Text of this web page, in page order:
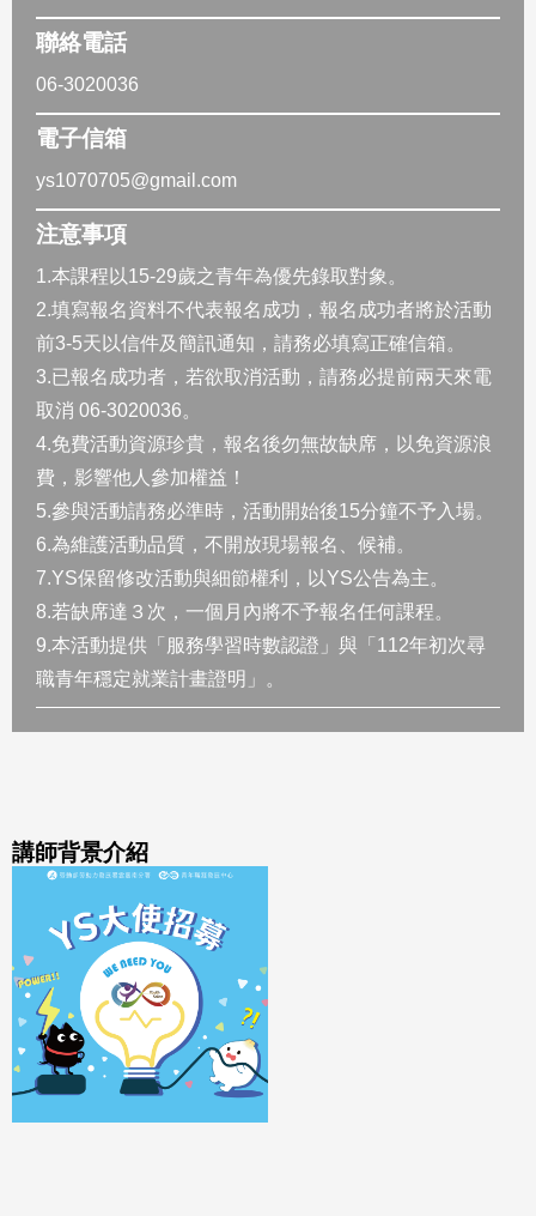
聯絡電話
06-3020036
電子信箱
ys1070705@gmail.com
注意事項
1.本課程以15-29歲之青年為優先錄取對象。
2.填寫報名資料不代表報名成功，報名成功者將於活動
前3-5天以信件及簡訊通知，請務必填寫正確信箱。
3.已報名成功者，若欲取消活動，請務必提前兩天來電
取消 06-3020036。
4.免費活動資源珍貴，報名後勿無故缺席，以免資源浪
費，影響他人參加權益！
5.參與活動請務必準時，活動開始後15分鐘不予入場。
6.為維護活動品質，不開放現場報名、候補。
7.YS保留修改活動與細節權利，以YS公告為主。
8.若缺席達３次，一個月內將不予報名任何課程。
9.本活動提供「服務學習時數認證」與「112年初次尋
職青年穩定就業計畫證明」。
講師背景介紹